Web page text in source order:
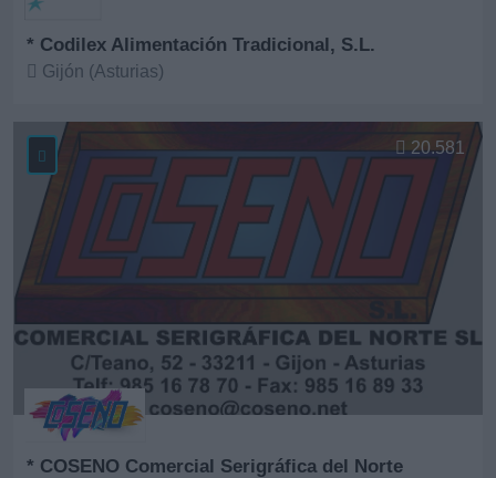
* Codilex Alimentación Tradicional, S.L.
Gijón (Asturias)
* COSENO Comercial Serigráfica del Norte
20.581